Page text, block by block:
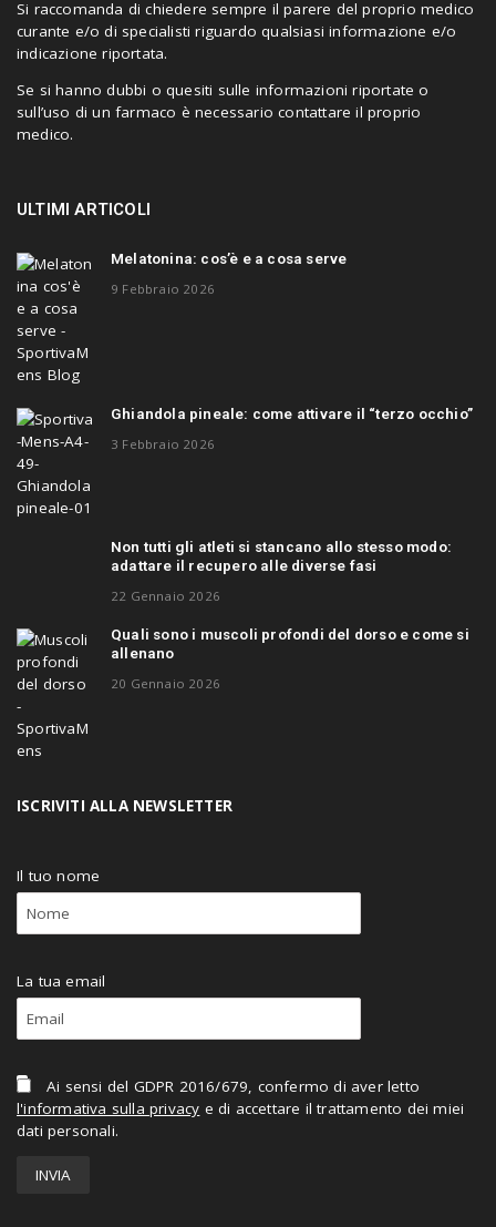
Si raccomanda di chiedere sempre il parere del proprio medico
curante e/o di specialisti riguardo qualsiasi informazione e/o
indicazione riportata.
Se si hanno dubbi o quesiti sulle informazioni riportate o
sull’uso di un farmaco è necessario contattare il proprio
medico.
ULTIMI ARTICOLI
Melatonina: cos’è e a cosa serve
9 Febbraio 2026
Ghiandola pineale: come attivare il “terzo occhio”
3 Febbraio 2026
Non tutti gli atleti si stancano allo stesso modo:
adattare il recupero alle diverse fasi
22 Gennaio 2026
Quali sono i muscoli profondi del dorso e come si
allenano
20 Gennaio 2026
ISCRIVITI ALLA NEWSLETTER
Il tuo nome
La tua email
Ai sensi del GDPR 2016/679, confermo di aver letto
l'informativa sulla privacy e di accettare il trattamento dei miei
dati personali.